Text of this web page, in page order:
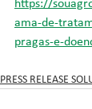
https://
ama-de-
pragas-e-
PRESS RELEASE